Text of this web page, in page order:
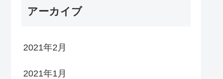
アーカイブ
2021年2月
2021年1月